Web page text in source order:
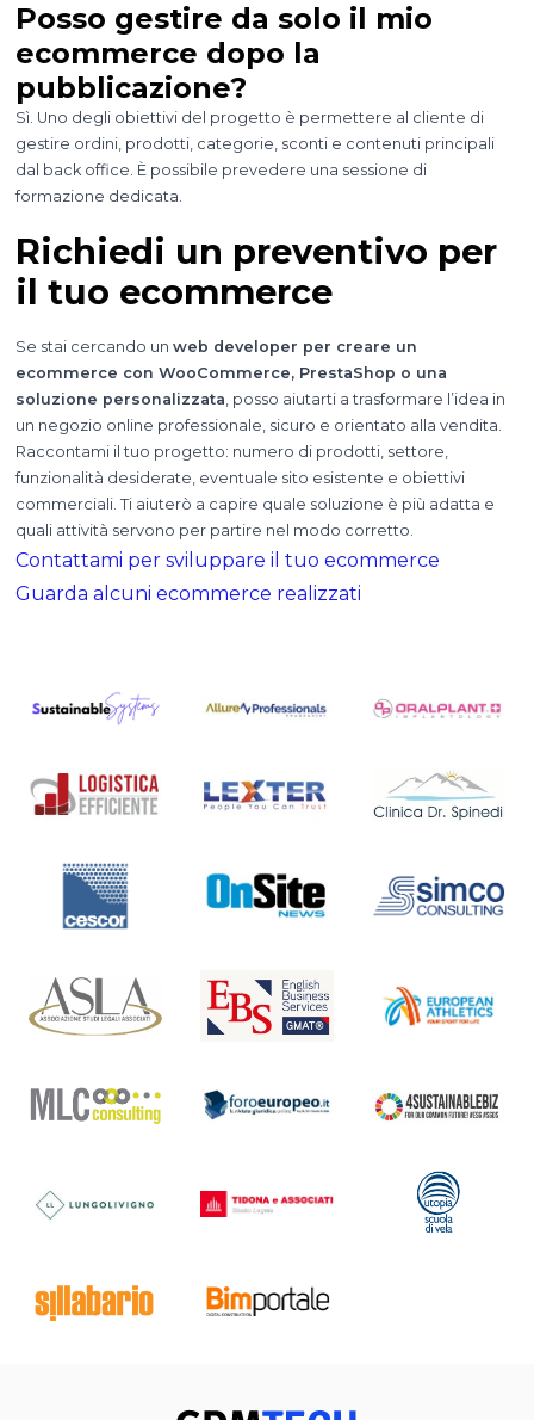
Posso gestire da solo il mio
ecommerce dopo la
pubblicazione?
Sì. Uno degli obiettivi del progetto è permettere al cliente di
gestire ordini, prodotti, categorie, sconti e contenuti principali
dal back office. È possibile prevedere una sessione di
formazione dedicata.
Richiedi un preventivo per
il tuo ecommerce
Se stai cercando un web developer per creare un
ecommerce con WooCommerce, PrestaShop o una
soluzione personalizzata, posso aiutarti a trasformare l’idea in
un negozio online professionale, sicuro e orientato alla vendita.
Raccontami il tuo progetto: numero di prodotti, settore,
funzionalità desiderate, eventuale sito esistente e obiettivi
commerciali. Ti aiuterò a capire quale soluzione è più adatta e
quali attività servono per partire nel modo corretto.
Contattami per sviluppare il tuo ecommerce
Guarda alcuni ecommerce realizzati